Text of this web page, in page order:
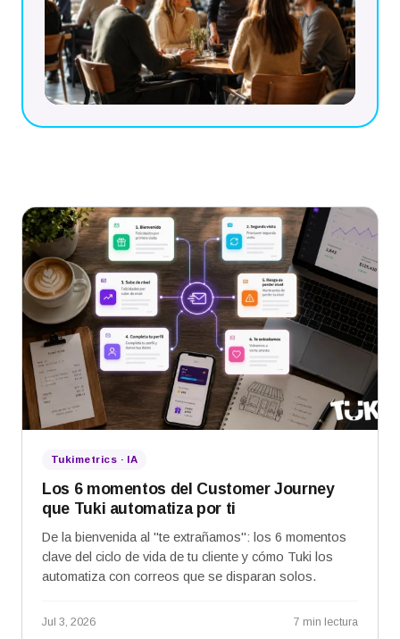
Tukimetrics · IA
Los 6 momentos del Customer Journey
que Tuki automatiza por ti
De la bienvenida al "te extrañamos": los 6 momentos
clave del ciclo de vida de tu cliente y cómo Tuki los
automatiza con correos que se disparan solos.
Jul 3, 2026 7 min lectura